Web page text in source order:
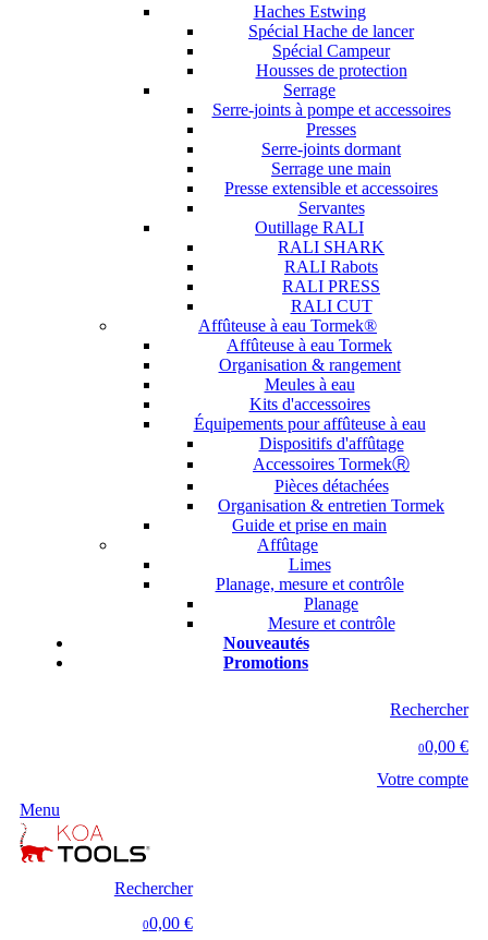
Haches Estwing
Spécial Hache de lancer
Spécial Campeur
Housses de protection
Serrage
Serre-joints à pompe et accessoires
Presses
Serre-joints dormant
Serrage une main
Presse extensible et accessoires
Servantes
Outillage RALI
RALI SHARK
RALI Rabots
RALI PRESS
RALI CUT
Affûteuse à eau Tormek®
Affûteuse à eau Tormek
Organisation & rangement
Meules à eau
Kits d'accessoires
Équipements pour affûteuse à eau
Dispositifs d'affûtage
Accessoires TormekⓇ
Pièces détachées
Organisation & entretien Tormek
Guide et prise en main
Affûtage
Limes
Planage, mesure et contrôle
Planage
Mesure et contrôle
Nouveautés
Promotions
Rechercher
00,00 €
Votre compte
Menu
Rechercher
00,00 €